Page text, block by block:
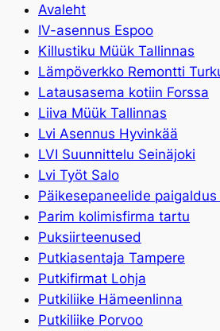
Avaleht
IV-asennus Espoo
Killustiku Müük Tallinnas
Lämpöverkko Remontti
Latausasema kotiin Forssa
Liiva Müük Tallinnas
Lvi Asennus Hyvinkää
LVI Suunnittelu Seinäjoki
Lvi Työt Salo
Päikesepaneelide
Parim kolimisfirma tartu
Puksiirteenused
Putkiasentaja Tampere
Putkifirmat Lohja
Putkiliike Hämeenlinna
Putkiliike Porvoo